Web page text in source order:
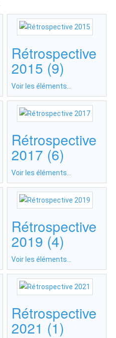
Rétrospective
2015 (9)
Voir les éléments...
Rétrospective
2017 (6)
Voir les éléments...
Rétrospective
2019 (4)
Voir les éléments...
Rétrospective
2021 (1)